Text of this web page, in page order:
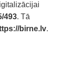
493. Tā
birne.lv.